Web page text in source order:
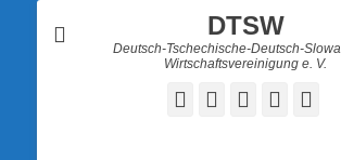
DTSW
Deutsch-Tschechische-Deutsch-
Wirtschaftsvereinigung e. V.
Facebook
TwitterLinkedIn